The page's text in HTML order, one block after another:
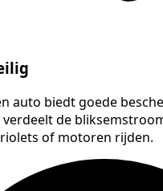
auto biedt goede
de
of motoren rijden.